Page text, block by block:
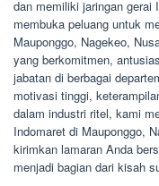
dan memiliki jaringan gerai
membuka peluang untuk
Mauponggo, Nagekeo,
yang berkomitmen,
jabatan di berbagai
motivasi tinggi,
dalam industri ritel, kami
Indomaret di Mauponggo,
kirimkan lamaran Anda
menjadi bagian dari kisah